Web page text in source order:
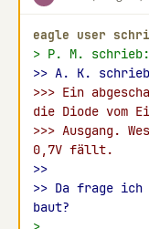
eagle user
> P. M. schrieb:
>> A. K.
>>> Ein
die Diode vom
>>> Ausgang.
0,7V fällt.
>>
>> Da frage ich
baut?